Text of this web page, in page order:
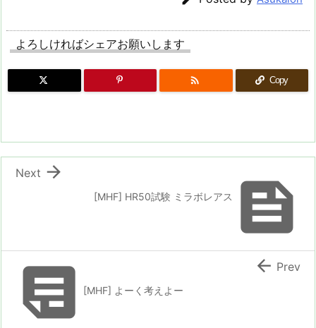
よろしければシェアお願いします
 Copy

[MHF] HR50試験 ミラボレアス

Next
[MHF] よーく考えよー
 Prev